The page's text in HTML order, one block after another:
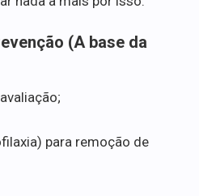
(A base da
para remoção de